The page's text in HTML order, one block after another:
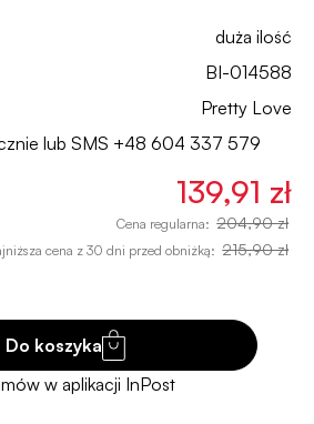
duża ilość
BI-014588
Pretty Love
lub SMS +48 604 337 579
139,91 zł
Cena regularna: 204,90 zł
cena z 30 dni przed obniżką: 215,90 zł
Do koszyka